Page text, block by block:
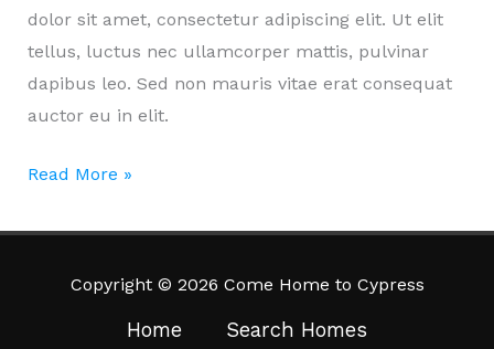
dolor sit amet, consectetur adipiscing elit. Ut elit
tellus, luctus nec ullamcorper mattis, pulvinar
dapibus leo. Sed non mauris vitae erat consequat
auctor eu in elit.
Natoque
amet
Read More »
Copyright © 2026 Come Home to Cypress
Home Search Homes